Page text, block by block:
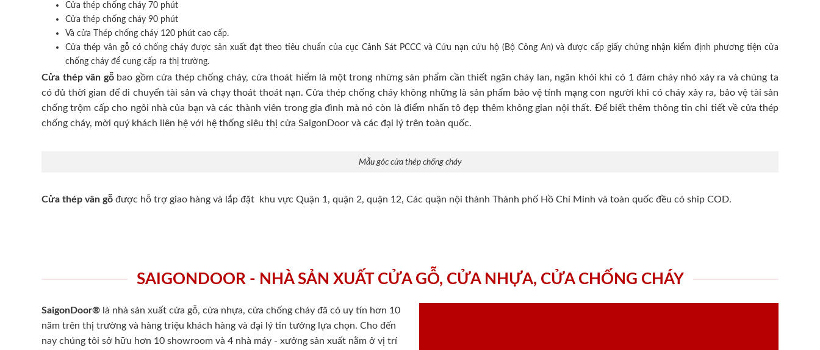
Cửa thép chống cháy 70 phút
Cửa thép chống cháy 90 phút
Và cửa Thép chống cháy 120 phút cao cấp.
Cửa thép vân gỗ có chống cháy được sản xuất đạt theo tiêu chuẩn của cục Cảnh Sát PCCC và Cứu nạn cứu hộ (Bộ Công An) và được cấp giấy chứng nhận kiểm định phương tiện cửa
chống cháy để cung cấp ra thị trường.
Cửa thép vân gỗbao gồm cửa thép chống cháy, cửa thoát hiểm là một trong những sản phẩm cần thiết ngăn cháy lan, ngăn khói khi có 1 đám cháy nhỏ xảy ra và chúng ta
có đủ thời gian để di chuyển tài sản và chạy thoát thoát nạn. Cửa thép chống cháy không những là sản phẩm bảo vệ tính mạng con người khi có cháy xảy ra, bảo vệ tài sản
chống trộm cấp cho ngôi nhà của bạn và các thành viên trong gia đình mà nó còn là điểm nhấn tô đẹp thêm không gian nội thất. Để biết thêm thông tin chi tiết về cửa thép
chống cháy, mời quý khách liên hệ với hệ thống siêu thị cửa SaigonDoor và các đại lý trên toàn quốc.
Mẫu góc cửa thép chống cháy
Cửa thép vân gỗ được hỗ trợ giao hàng và lắp đặt khu vực Quận 1, quận 2, quận 12, Các quận nội thành Thành phố Hồ Chí Minh và toàn quốc đều có ship COD.
SAIGONDOOR - NHÀ SẢN XUẤT CỬA GỖ, CỬA NHỰA, CỬA CHỐNG CHÁY
SaigonDoor® là nhà sản xuất cửa gỗ, cửa nhựa, cửa chống cháy đã có uy tín hơn 10
năm trên thị trường và hàng triệu khách hàng và đại lý tin tưởng lựa chọn. Cho đến
nay chúng tôi sở hữu hơn 10 showroom và 4 nhà máy - xưởng sản xuất nằm ở vị trí